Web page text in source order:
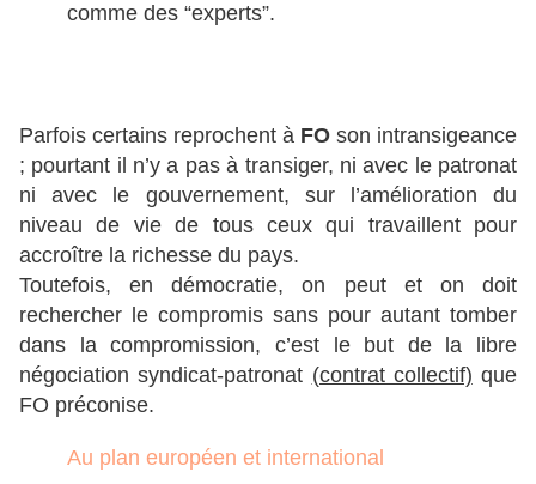
comme des “experts”.
Parfois certains reprochent à FO son intransigeance
; pourtant il n’y a pas à transiger, ni avec le patronat
ni avec le gouvernement, sur l’amélioration du
niveau de vie de tous ceux qui travaillent pour
accroître la richesse du pays.
Toutefois, en démocratie, on peut et on doit
rechercher le compromis sans pour autant tomber
dans la compromission, c’est le but de la libre
négociation syndicat-patronat (contrat collectif) que
FO préconise.
Au plan européen et international